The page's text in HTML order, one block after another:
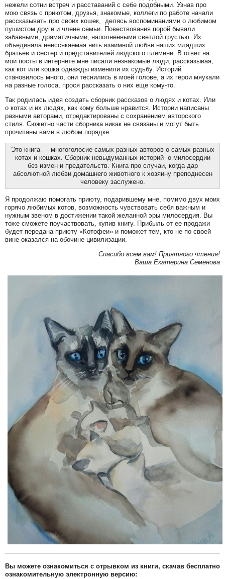
нежели сотни встреч и расставаний с себе подобными. Узнав про
мою связь с приютом, друзья, знакомые, коллеги по работе начали
рассказывать про своих кошек, делясь воспоминаниями о любимом
пушистом друге и члене семьи. Повествования порой бывали
забавными, драматичными, наполненными светлой грустью. Их
объединяла неиссякаемая нить взаимной любви наших младших
братьев и сестер и представителей людского племени. В ответ на
мои посты в интернете мне писали незнакомые люди, рассказывая,
как кот или кошка однажды изменили их судьбу. Историй
становилось много, они теснились в моей голове, а их герои мяукали
на разные голоса, прося рассказать о них еще кому-то.
Так родилась идея создать сборник рассказов о людях и котах. Или
о котах и их людях, как кому больше нравится. Истории написаны
разными авторами, отредактированы с сохранением авторского
стиля. Сюжетно части сборника никак не связаны и могут быть
прочитаны вами в любом порядке.
Это книга — многоголосие самых разных авторов о самых разных
котах и кошках. Сборник невыдуманных историй о милосердии
без измен и предательств. Книга про случаи, когда дар
абсолютной любви домашнего животного к хозяину преподнесен
человеку заслужено.
Я продолжаю помогать приюту, подарившему мне, помимо двух моих
горячо любимых котов, возможность чувствовать себя важным и
нужным звеном в достижении такой желанной эры милосердия. Вы
тоже сможете поучаствовать, купив книгу. Прибыль от ее продажи
будет передана приюту «Котофеи» и поможет тем, кто не по своей
вине оказался на обочине цивилизации.
Спасибо всем вам! Приятного чтения!
Ваша Екатерина Семёнова
Вы можете ознакомиться с отрывком из книги, скачав бесплатно
ознакомительную электронную версию: